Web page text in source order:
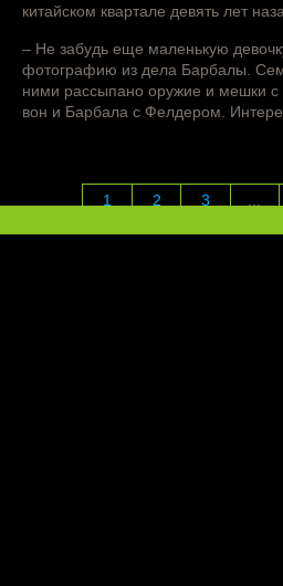
китайском квартале девять лет
– Не забудь еще маленькую
фотографию из дела Барбалы.
ними рассыпано оружие и мешки
вон и Барбала с Фелдером.
1 2 3